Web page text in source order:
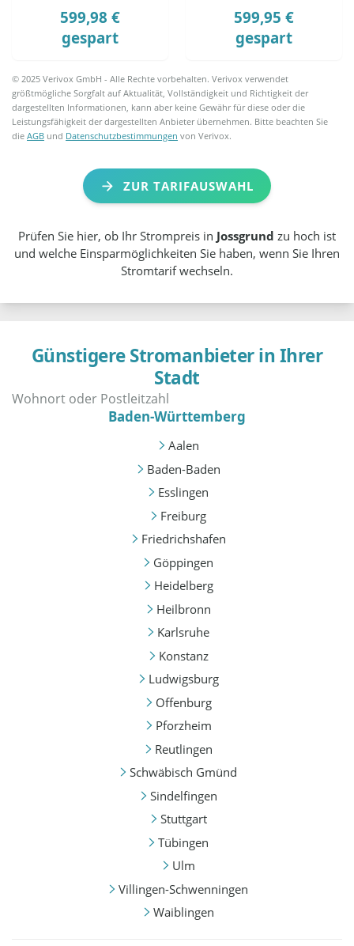
599,98 €
gespart
599,95 €
gespart
© 2025 Verivox GmbH - Alle Rechte vorbehalten. Verivox verwendet
größtmögliche Sorgfalt auf Aktualität, Vollständigkeit und Richtigkeit der
dargestellten Informationen, kann aber keine Gewähr für diese oder die
Leistungsfähigkeit der dargestellten Anbieter übernehmen. Bitte beachten Sie
dieAGB und Datenschutzbestimmungen von Verivox.
ZUR TARIFAUSWAHL
Prüfen Sie hier, ob Ihr Strompreis in Jossgrund zu hoch ist
und welche Einsparmöglichkeiten Sie haben, wenn Sie Ihren
Stromtarif wechseln.
Günstigere Stromanbieter in Ihrer
Stadt
Baden-Württemberg
Aalen
Baden-Baden
Esslingen
Freiburg
Friedrichshafen
Göppingen
Heidelberg
Heilbronn
Karlsruhe
Konstanz
Ludwigsburg
Offenburg
Pforzheim
Reutlingen
Schwäbisch Gmünd
Sindelfingen
Stuttgart
Tübingen
Ulm
Villingen-Schwenningen
Waiblingen